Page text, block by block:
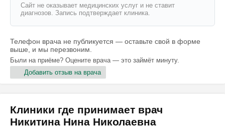
Сайт не оказывает медицинских услуг и не ставит
диагнозов. Запись подтверждает клиника.
Телефон врача не публикуется — оставьте свой в форме
выше, и мы перезвоним.
Были на приёме? Оцените врача — это займёт минуту.
Добавить отзыв на врача
Клиники где принимает врач
Никитина Нина Николаевна